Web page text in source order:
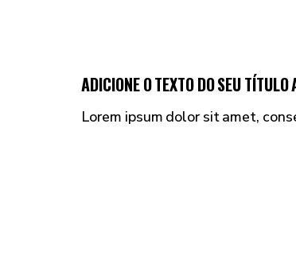
ADICIONE O TEXTO DO SEU TÍTULO
Lorem ipsum dolor sit amet,